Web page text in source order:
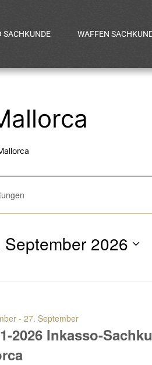
SACHKUNDE WAFFEN
September 2026
2026 Inkasso-
-27. September